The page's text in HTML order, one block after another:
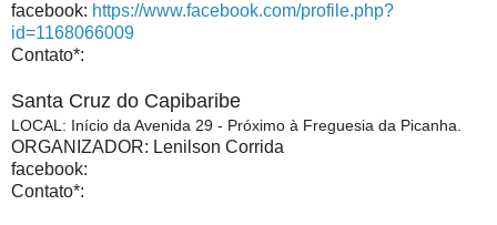
facebook: https://www.facebook.com/profile.php?
id=1168066009
Contato*:
Santa Cruz do Capibaribe
LOCAL: Início da Avenida 29 - Próximo à Freguesia da Picanha.
ORGANIZADOR: Lenilson Corrida
facebook:
Contato*: